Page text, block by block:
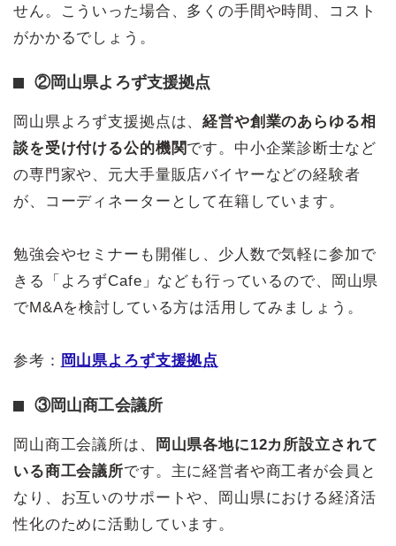
せん。こういった場合、多くの手間や時間、コスト
がかかるでしょう。
②岡山県よろず支援拠点
岡山県よろず支援拠点は、経営や創業のあらゆる相
談を受け付ける公的機関です。中小企業診断士など
の専門家や、元大手量販店バイヤーなどの経験者
が、コーディネーターとして在籍しています。
勉強会やセミナーも開催し、少人数で気軽に参加で
きる「よろずCafe」なども行っているので、岡山県
でM&Aを検討している方は活用してみましょう。
参考： 岡山県よろず支援拠点
③岡山商工会議所
岡山商工会議所は、
岡山県各地に12カ所設立されて
いる商工会議所です。主に経営者や商工者が会員と
なり、お互いのサポートや、岡山県における経済活
性化のために活動しています。